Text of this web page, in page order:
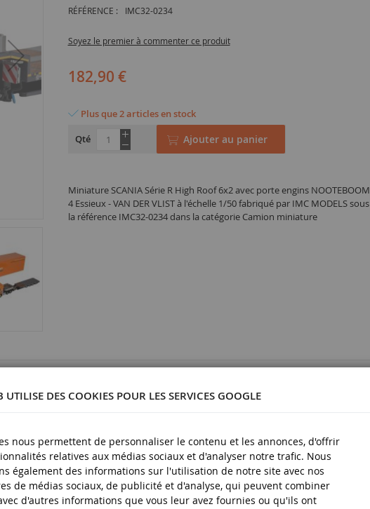
RÉFÉRENCE : IMC32-0234
Soyez le premier à commenter ce produit
182,90 €
Plus que 2 articles en stock
Qté
Ajouter au panier
Miniature SCANIA Série R High Roof 6x2 avec porte engins NOOTEBOOM
4 Essieux - VAN DER VLIST à l'échelle 1/50 fabriqué par IMC MODELS sous
la référence IMC32-0234 dans la catégorie Camion miniature
UTILISE DES COOKIES POUR LES SERVICES GOOGLE
nous permettent de personnaliser le contenu et les annonces, d'offrir
relatives aux médias sociaux et d'analyser notre trafic. Nous
également des informations sur l'utilisation de notre site avec nos
de médias sociaux, de publicité et d'analyse, qui peuvent combiner
d'autres informations que vous leur avez fournies ou qu'ils ont